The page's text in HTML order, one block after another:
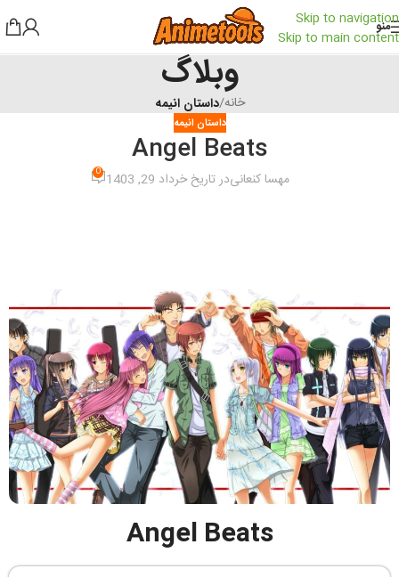
Skip to navigation
Skip to main content
منو
وبلاگ
خانه/داستان انیمه
داستان انیمه
Angel Beats
مهسا کنعانیدر تاریخ خرداد 29, 1403 0
Angel Beats